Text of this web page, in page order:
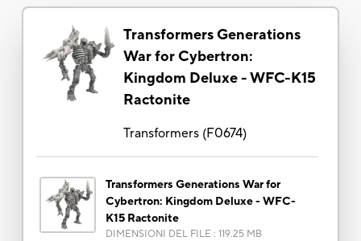
Transformers Generations
War for Cybertron:
Kingdom Deluxe - WFC-K15
Ractonite
Transformers(F0674)
Transformers Generations War for
Cybertron: Kingdom Deluxe - WFC-
K15 Ractonite
DIMENSIONI DEL FILE : 119.25 MB